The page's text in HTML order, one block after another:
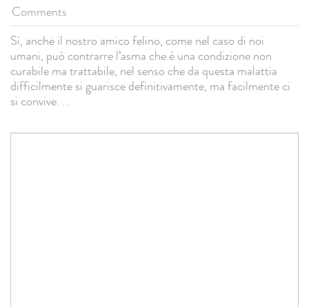
Comments
Sì, anche il nostro amico felino, come nel caso di noi
umani, può contrarre l’asma che è una condizione non
curabile ma trattabile, nel senso che da questa malattia
difficilmente si guarisce definitivamente, ma facilmente ci
si convive. ...